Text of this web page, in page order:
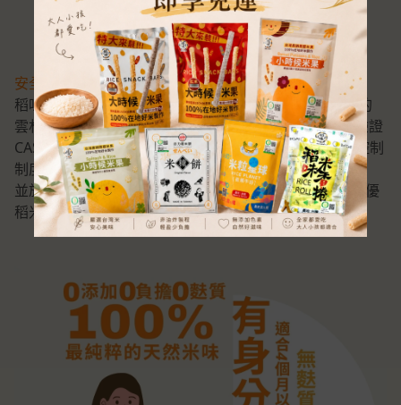
安全、健康、美味
稻味以嚴謹的態度與現代化的經營管理，推廣優質美味的
雲林在地濁水好米，生產的稻米過程經過TAP產銷履歷驗證
CAS優良食品驗證及世界各國公認目前最佳的食品安全控制
制度的ISO22000/HACCP國際雙驗證把關驗證
並於2010年榮獲全國十大經典好米獎的肯定、2012年績優
稻米產銷專業區殊榮之台灣在地好米。